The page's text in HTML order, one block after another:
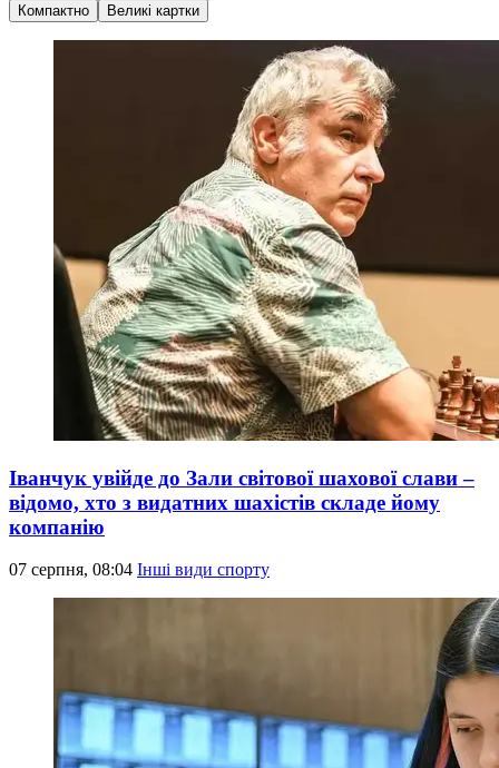
Компактно Великі картки
Іванчук увійде до Зали світової шахової слави –
відомо, хто з видатних шахістів складе йому
компанію
07 серпня, 08:04 Інші види спорту